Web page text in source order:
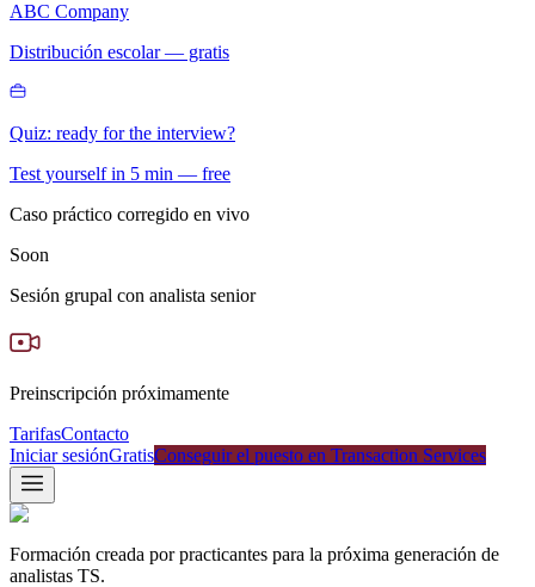
ABC Company
Distribución escolar — gratis
Quiz: ready for the interview?
Test yourself in 5 min — free
Caso práctico corregido en vivo
Soon
Sesión grupal con analista senior
Preinscripción próximamente
TarifasContacto
Iniciar sesiónGratisConseguir el puesto en Transaction Services
Formación creada por practicantes para la próxima generación de
analistas TS.